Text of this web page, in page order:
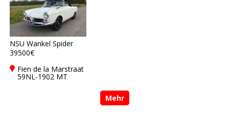
NSU Wankel Spider
39500€
Fien de la Marstraat
59NL-1902 MT
Mehr